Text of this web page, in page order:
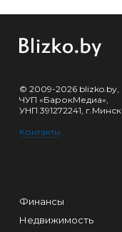
© 2009-2026 blizko.by,
ЧУП «БарокМедиа»,
УНП 391272241, г.Минск
Контакты
Финансы
Недвижимость